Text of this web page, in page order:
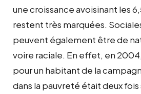
une croissance avoisinant les
restent très marquées.
peuvent également être de
voire raciale. En effet, en
pour un habitant de la
dans la pauvreté était deux fois